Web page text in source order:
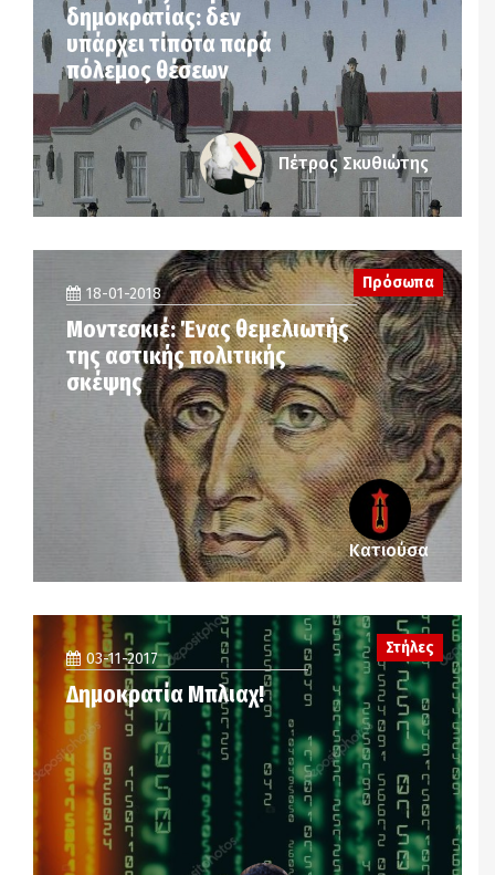
δημοκρατίας: δεν
υπάρχει τίποτα παρά
πόλεμος θέσεων
Πέτρος Σκυθιώτης
Πρόσωπα
18-01-2018
Μοντεσκιέ: Ένας θεμελιωτής
της αστικής πολιτικής
σκέψης
Κατιούσα
03-11-2017
Δημοκρατία Μπλιαχ!
Στήλες